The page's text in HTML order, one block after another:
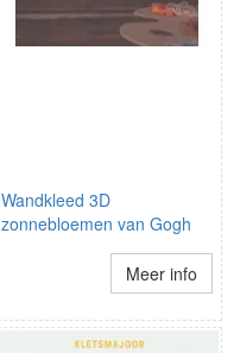
Wandkleed 3D
zonnebloemen van Gogh
Meer info